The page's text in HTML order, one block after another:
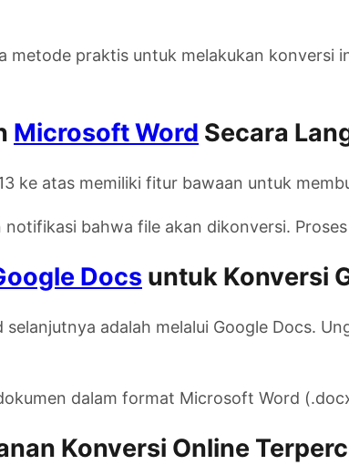
metode praktis untuk melakukan konversi
Microsoft Word Secara
ke atas memiliki fitur bawaan untuk
bahwa file akan dikonversi.
Docs untuk Konversi
selanjutnya adalah melalui Google Docs.
dalam format Microsoft Word
Konversi Online